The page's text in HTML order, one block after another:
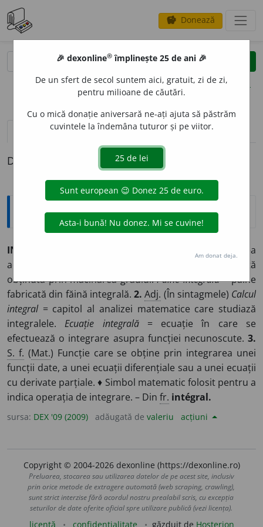
savings Donează
clear
opțiuni
definiții (1) pronunțievolume_up (50)
Definiția cu ID-ul 878330:
Explicative DEX
INTEGR
(Adesea
adverbial) Întreg, complet. ◊
= făină brută
obținută prin măcinarea grâului.Pâine integrală= pâine
fabricată din făină integrală. 2. Adj. (În sintagmele) Calcul
integral= capitol al analizei matematice care studiază
integralele.Ecuație integrală= ecuație în care se
efectuează o integrare asupra funcției necunoscute. 3.
S. f. (Mat.) Funcție care se obține prin integrarea unei
funcții date, a unei ecuații diferențiale sau a unei ecuații
cu derivate parțiale. ♦ Simbol matematic folosit pentru a
indica operația de integrare. – Din fr. intégral.
sursa: DEX '09 (2009) adăugată de valeriu acțiuni
Copyright © 2004-2026 dexonline (https://dexonline.ro)
Preluarea, stocarea sau utilizarea datelor de pe acest site, inclusiv
prin orice metode de extragere automată (web scraping, crawling),
sunt strict interzise fără acordul nostru prealabil scris, cu excepția
seturilor de date oferite oficial spre utilizare publică (vezi licența).
licență confidențialitate găzduit de Hosterion
🎉 dexonline® împlinește 25 de ani 🎉
De un sfert de secol suntem aici, gratuit, zi de zi,
pentru milioane de căutări.
Cu o mică donație aniversară ne-ați ajuta să păstrăm
cuvintele la îndemâna tuturor și pe viitor.
Am donat deja.